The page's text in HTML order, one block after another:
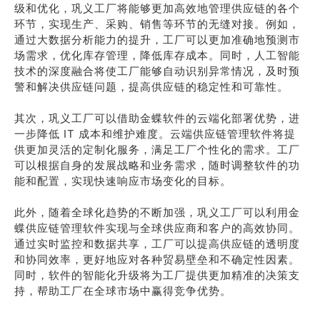
级和优化，巩义工厂将能够更加高效地管理供应链的各个
环节，实现生产、采购、销售等环节的无缝对接。例如，
通过大数据分析能力的提升，工厂可以更加准确地预测市
场需求，优化库存管理，降低库存成本。同时，人工智能
技术的深度融合将使工厂能够自动识别异常情况，及时预
警和解决供应链问题，提高供应链的稳定性和可靠性。
其次，巩义工厂可以借助金蝶软件的云端化部署优势，进
一步降低 IT 成本和维护难度。云端供应链管理软件将提
供更加灵活的定制化服务，满足工厂个性化的需求。工厂
可以根据自身的发展战略和业务需求，随时调整软件的功
能和配置，实现快速响应市场变化的目标。
此外，随着全球化趋势的不断加强，巩义工厂可以利用金
蝶供应链管理软件实现与全球供应商和客户的高效协同。
通过实时监控和数据共享，工厂可以提高供应链的透明度
和协同效率，更好地应对各种贸易壁垒和不确定性因素。
同时，软件的智能化升级将为工厂提供更加精准的决策支
持，帮助工厂在全球市场中赢得竞争优势。